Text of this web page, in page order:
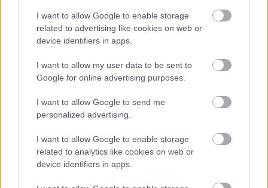
I want to allow Google to enable storage
related to advertising like cookies on web or
device identifiers in apps.
I want to allow my user data to be sent to
Google for online advertising purposes.
I want to allow Google to send me
personalized advertising.
I want to allow Google to enable storage
related to analytics like cookies on web or
device identifiers in apps.
Τομέας Ασθένειας Προσωπικού
Εμπορικής Τράπεζας της Ελλάδος
ΤΑΠ-ΕΤΕ)
Άμεσα - Έμμεσα μέλη
ποσό:1.452,00€
Τομέας Ασθένειας Προσωπικού
ΕΤΒΑ (ΤΑΠ-ΕΤΒΑ)
Άμεσα Ασφαλισμένοι
ποσό:1.620,00€-
Έμμεσα μέλη ποσό
Τομέας Ασθένειας Προσωπικού
Τομέας Ασθένειας Προσωπικού
ΗΛΠΑΠ (
ΤΑΠ-ΗΛΠΑΠ )
Συνταξιούχοι ποσό